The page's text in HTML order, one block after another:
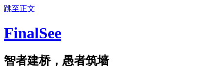
跳至正文
FinalSee
智者建桥，愚者筑墙